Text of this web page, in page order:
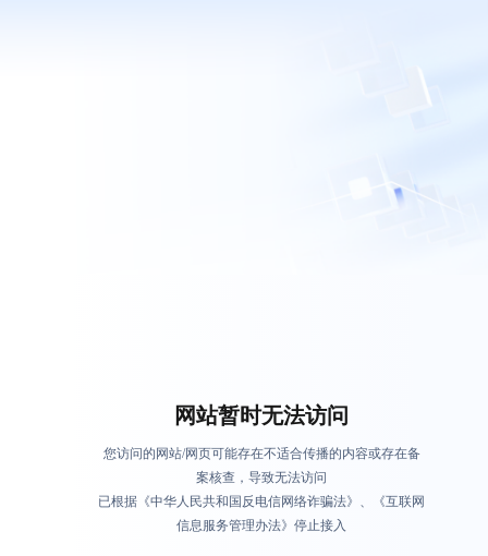
网站暂时无法访问
您访问的网站/网页可能存在不适合传播的内容或存在备
案核查，导致无法访问
已根据《中华人民共和国反电信网络诈骗法》、《互联网
信息服务管理办法》停止接入